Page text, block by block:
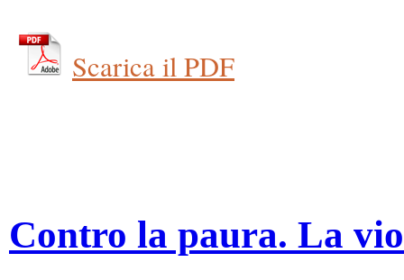
Scarica il PDF
Contro la paura. La